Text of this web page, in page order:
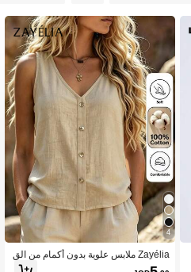
4
Zayélia ملابس علوية بدون أكمام من الق
طن والكتان بنسيج محبب وياقة على شك